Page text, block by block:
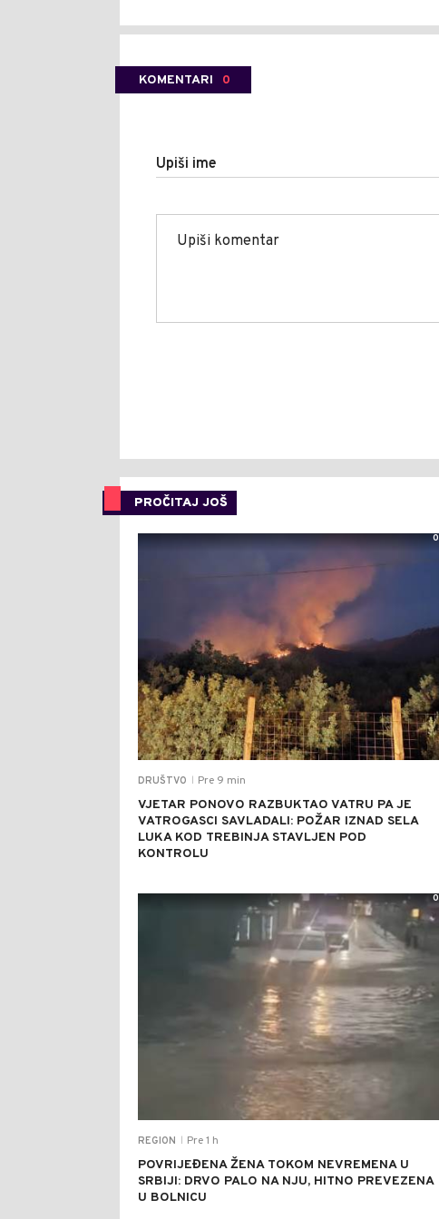
KOMENTARI 0
Upiši ime
PROČITAJ JOŠ
DRUŠTVO Pre 9 min
VJETAR PONOVO RAZBUKTAO VATRU PA JE
VATROGASCI SAVLADALI: POŽAR IZNAD SELA
LUKA KOD TREBINJA STAVLJEN POD
KONTROLU
0
REGION Pre 1 h
POVRIJEĐENA ŽENA TOKOM NEVREMENA U
SRBIJI: DRVO PALO NA NJU, HITNO PREVEZENA
U BOLNICU
0